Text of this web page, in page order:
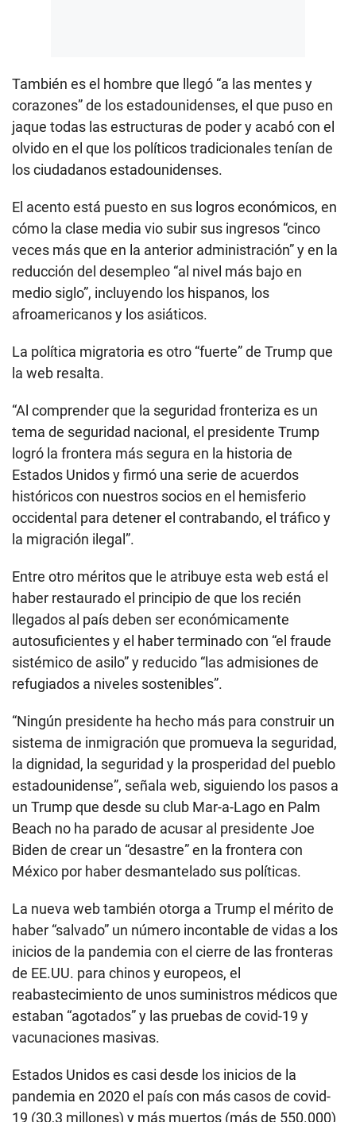
También es el hombre que llegó “a las mentes y
corazones” de los estadounidenses, el que puso en
jaque todas las estructuras de poder y acabó con el
olvido en el que los políticos tradicionales tenían de
los ciudadanos estadounidenses.
El acento está puesto en sus logros económicos, en
cómo la clase media vio subir sus ingresos “cinco
veces más que en la anterior administración” y en la
reducción del desempleo “al nivel más bajo en
medio siglo”, incluyendo los hispanos, los
afroamericanos y los asiáticos.
La política migratoria es otro “fuerte” de Trump que
la web resalta.
“Al comprender que la seguridad fronteriza es un
tema de seguridad nacional, el presidente Trump
logró la frontera más segura en la historia de
Estados Unidos y firmó una serie de acuerdos
históricos con nuestros socios en el hemisferio
occidental para detener el contrabando, el tráfico y
la migración ilegal”.
Entre otro méritos que le atribuye esta web está el
haber restaurado el principio de que los recién
llegados al país deben ser económicamente
autosuficientes y el haber terminado con “el fraude
sistémico de asilo” y reducido “las admisiones de
refugiados a niveles sostenibles”.
“Ningún presidente ha hecho más para construir un
sistema de inmigración que promueva la seguridad,
la dignidad, la seguridad y la prosperidad del pueblo
estadounidense”, señala web, siguiendo los pasos a
un Trump que desde su club Mar-a-Lago en Palm
Beach no ha parado de acusar al presidente Joe
Biden de crear un “desastre” en la frontera con
México por haber desmantelado sus políticas.
La nueva web también otorga a Trump el mérito de
haber “salvado” un número incontable de vidas a los
inicios de la pandemia con el cierre de las fronteras
de EE.UU. para chinos y europeos, el
reabastecimiento de unos suministros médicos que
estaban “agotados” y las pruebas de covid-19 y
vacunaciones masivas.
Estados Unidos es casi desde los inicios de la
pandemia en 2020 el país con más casos de covid-
19 (30,3 millones) y más muertos (más de 550.000)